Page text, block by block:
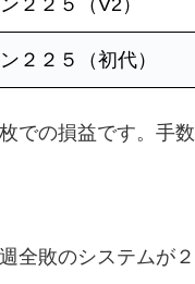
２２５（初代）
での損益です。手数
全敗のシステムが２